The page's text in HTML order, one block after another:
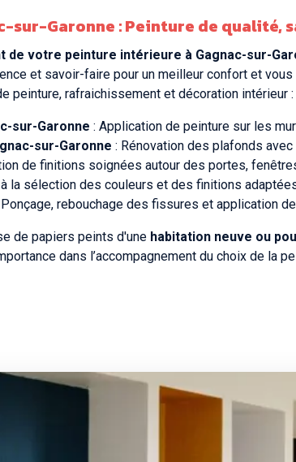
sur-Garonne : Peinture de
de votre peinture intérieure à Gagnac-sur-
et savoir-faire pour un meilleur confort et
peinture, rafraichissement et décoration intérieur :
sur-Garonne : Application de peinture sur les
sur-Garonne : Rénovation des plafonds
de finitions soignées autour des portes,
la sélection des couleurs et des finitions
rebouchage des fissures et application
de papiers peints d'une habitation neuve ou
dans l’accompagnement du choix de la